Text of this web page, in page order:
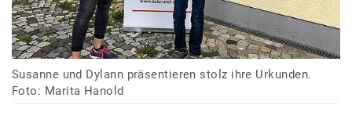
Susanne und Dylann präsentieren stolz ihre Urkunden.
Foto: Marita Hanold